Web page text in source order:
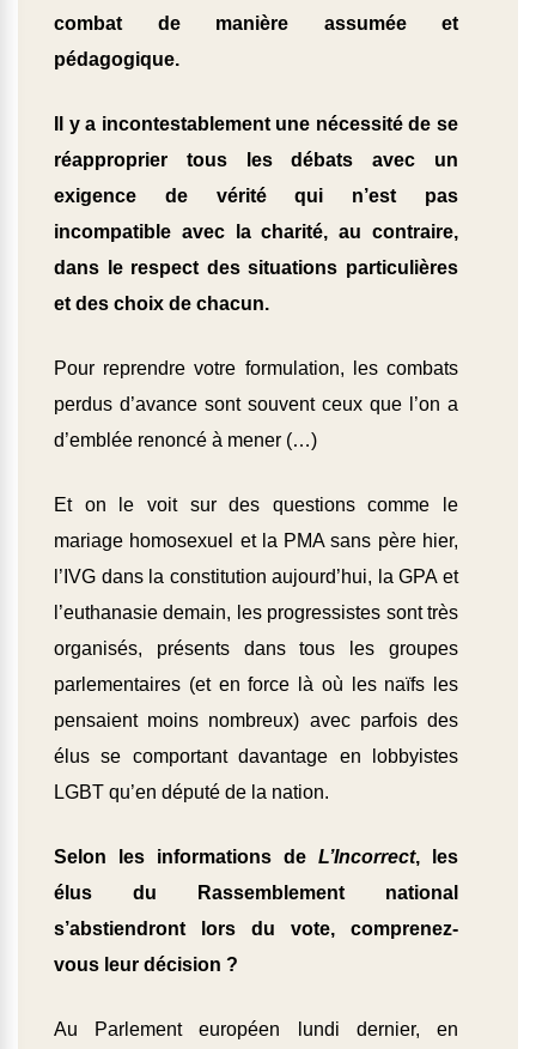
combat de manière assumée et
pédagogique.
Il y a incontestablement une nécessité de se
réapproprier tous les débats avec un
exigence de vérité qui n’est pas
incompatible avec la charité, au contraire,
dans le respect des situations particulières
et des choix de chacun.
Pour reprendre votre formulation, les combats
perdus d’avance sont souvent ceux que l’on a
d’emblée renoncé à mener (…)
Et on le voit sur des questions comme le
mariage homosexuel et la PMA sans père hier,
l’IVG dans la constitution aujourd’hui, la GPA et
l’euthanasie demain, les progressistes sont très
organisés, présents dans tous les groupes
parlementaires (et en force là où les naïfs les
pensaient moins nombreux) avec parfois des
élus se comportant davantage en lobbyistes
LGBT qu’en député de la nation.
Selon les informations de L’Incorrect, les
élus du Rassemblement national
s’abstiendront lors du vote, comprenez-
vous leur décision ?
Au Parlement européen lundi dernier, en